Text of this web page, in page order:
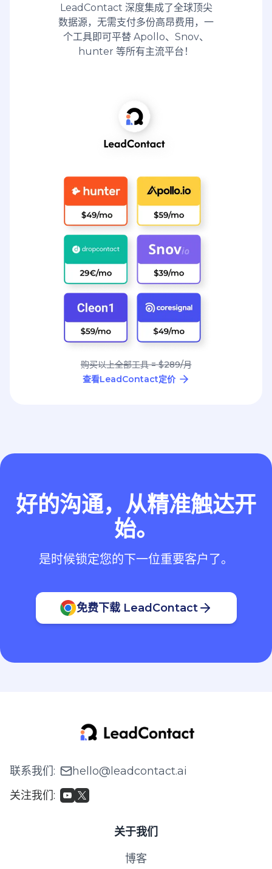
LeadContact 深度集成了全球顶尖
数据源，无需支付多份高昂费用，一
个工具即可平替 Apollo、Snov、
hunter 等所有主流平台！
购买以上全部工具 = $289/月
查看LeadContact定价
好的沟通，从精准触达开
始。
是时候锁定您的下一位重要客户了。
免费下载 LeadContact
联系我们:
hello@leadcontact.ai
关注我们:
关于我们
博客